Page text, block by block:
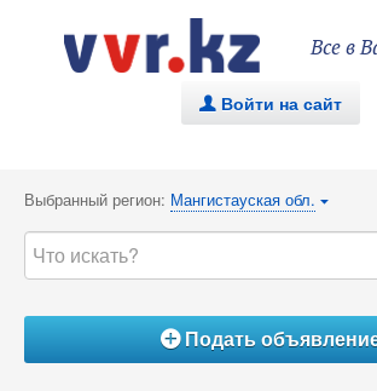
Все в
. Войти на сайт
Выбранный регион: Мангистауская обл. {
ÁПодать